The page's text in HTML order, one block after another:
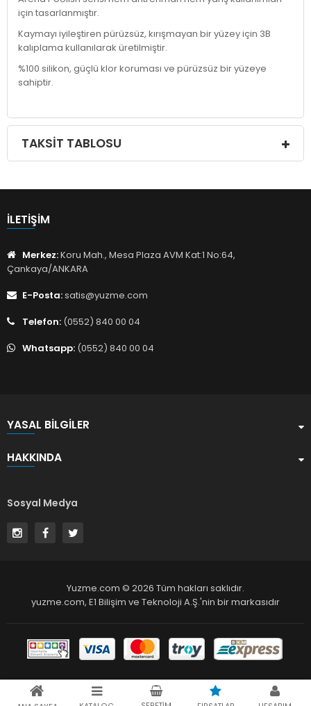
için tasarlanmıştır.
Kaymayı iyileştiren pürüzsüz, kırışmayan bir yüzey için 3B
kalıplama kullanılarak üretilmiştir.
%100 silikon, güçlü klor koruması ve pürüzsüz bir yüzeye
sahiptir.
TAKSIT TABLOSU
İLETIŞIM
Merkez:Koru Mah., Mesa Plaza AVM Kat:1 No:64,
Çankaya/ANKARA
E-Posta:satis@yuzme.com
Telefon: (0552) 840 00 04
Whatsapp: (0552) 840 00 04
YASAL BILGILER
HAKKINDA
Sosyal Medya
Yuzme.com © 2026 Tüm hakları saklıdır.
yuzme.com, E1 Bilişim ve Teknoloji A.Ş.'nin bir markasıdır